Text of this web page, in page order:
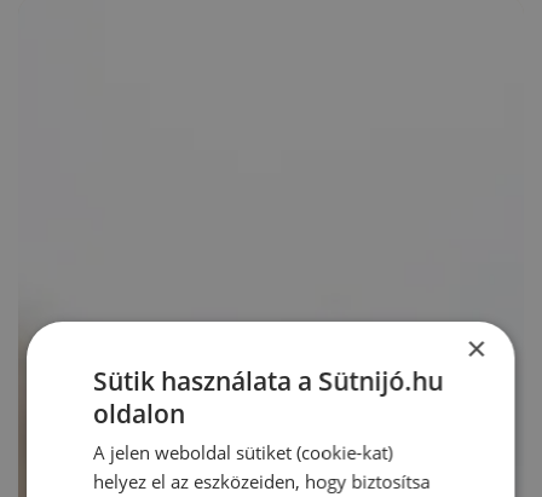
×
Sütik használata a Sütnijó.hu
oldalon
A jelen weboldal sütiket (cookie-kat)
helyez el az eszközeiden, hogy biztosítsa